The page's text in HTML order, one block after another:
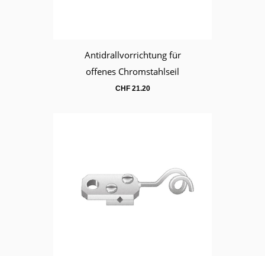
WarenkorbAntidrallvorrichtung für
offenes Chromstahlseil
CHF21.20